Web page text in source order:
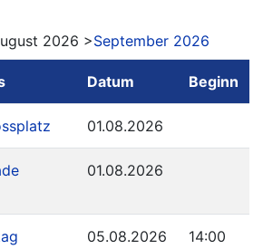
2026 >September 2026
Datum Beginn
01.08.2026
01.08.2026
05.08.2026 14:00